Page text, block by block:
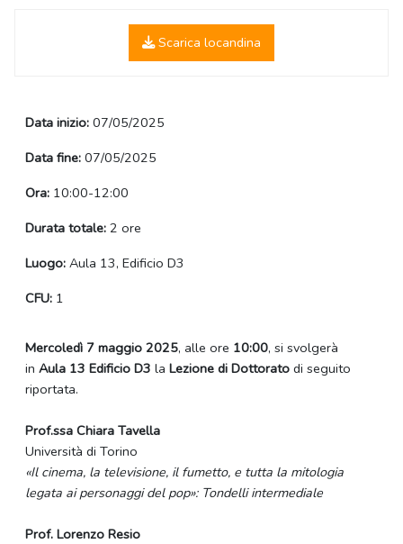
Scarica locandina
Data inizio: 07/05/2025
Data fine: 07/05/2025
Ora: 10:00-12:00
Durata totale: 2 ore
Luogo: Aula 13, Edificio D3
CFU: 1
Mercoledì 7 maggio 2025, alle ore 10:00, si svolgerà
in Aula 13 Edificio D3 la Lezione di Dottorato di seguito
riportata.
Prof.ssa Chiara Tavella
Università di Torino
«Il cinema, la televisione, il fumetto, e tutta la mitologia
legata ai personaggi del pop»: Tondelli intermediale
Prof. Lorenzo Resio